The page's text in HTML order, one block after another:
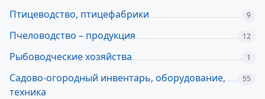
Птицеводство, птицефабрики 9
Пчеловодство – продукция 12
Рыбоводческие хозяйства 1
Садово-огородный инвентарь, оборудование,
техника
55